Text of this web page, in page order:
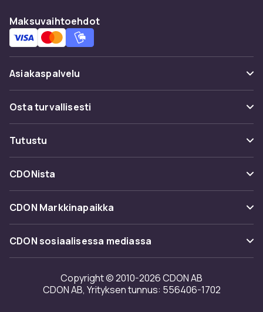
Maksuvaihtoehdot
Asiakaspalvelu
Usein kysyttyä (UKK)
Seuraa pakettia
Ota yhteyttä
Osta turvallisesti
Maksuvaihtoehdot
Toimitus
Takaisinvedot
Tutustu
Kategoriat
Tuotemerkit
CDONista
Tietoa meistä
Asiakasarvionnit
Investor relations
Saavutettavuusseloste
CDON Markkinapaikka
Merchant Help Center
CDON sosiaalisessa mediassa
Copyright © 2010-2026 CDON AB
CDON AB, Yrityksen tunnus: 556406-1702